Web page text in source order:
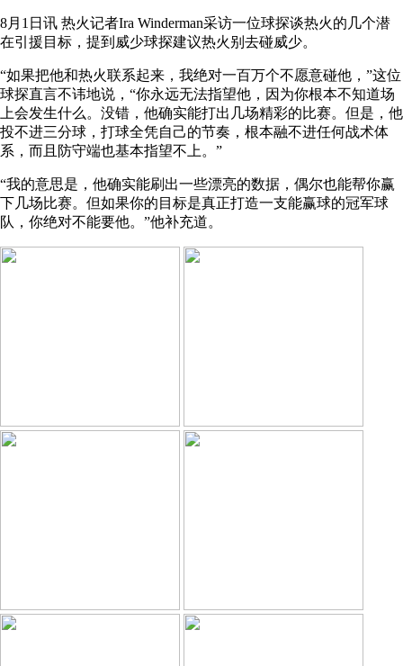
8月1日讯 热火记者Ira Winderman采访一位球探谈热火的几个潜
在引援目标，提到威少球探建议热火别去碰威少。
“如果把他和热火联系起来，我绝对一百万个不愿意碰他，”这位
球探直言不讳地说，“你永远无法指望他，因为你根本不知道场
上会发生什么。没错，他确实能打出几场精彩的比赛。但是，他
投不进三分球，打球全凭自己的节奏，根本融不进任何战术体
系，而且防守端也基本指望不上。”
“我的意思是，他确实能刷出一些漂亮的数据，偶尔也能帮你赢
下几场比赛。但如果你的目标是真正打造一支能赢球的冠军球
队，你绝对不能要他。”他补充道。